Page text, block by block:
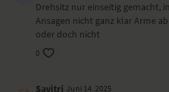
Stehend Knie zur Brust/ Drehung
Stehend Zeh greifen, Bein strecken
Stehend Seit-Twist
Stehend Seitschwingung mit
Stehender Twist
Drehsitz nur einseitig gemacht,
Ansagen nicht ganz klar Arme
oder doch nicht
0
Savitri Juni 14, 2025